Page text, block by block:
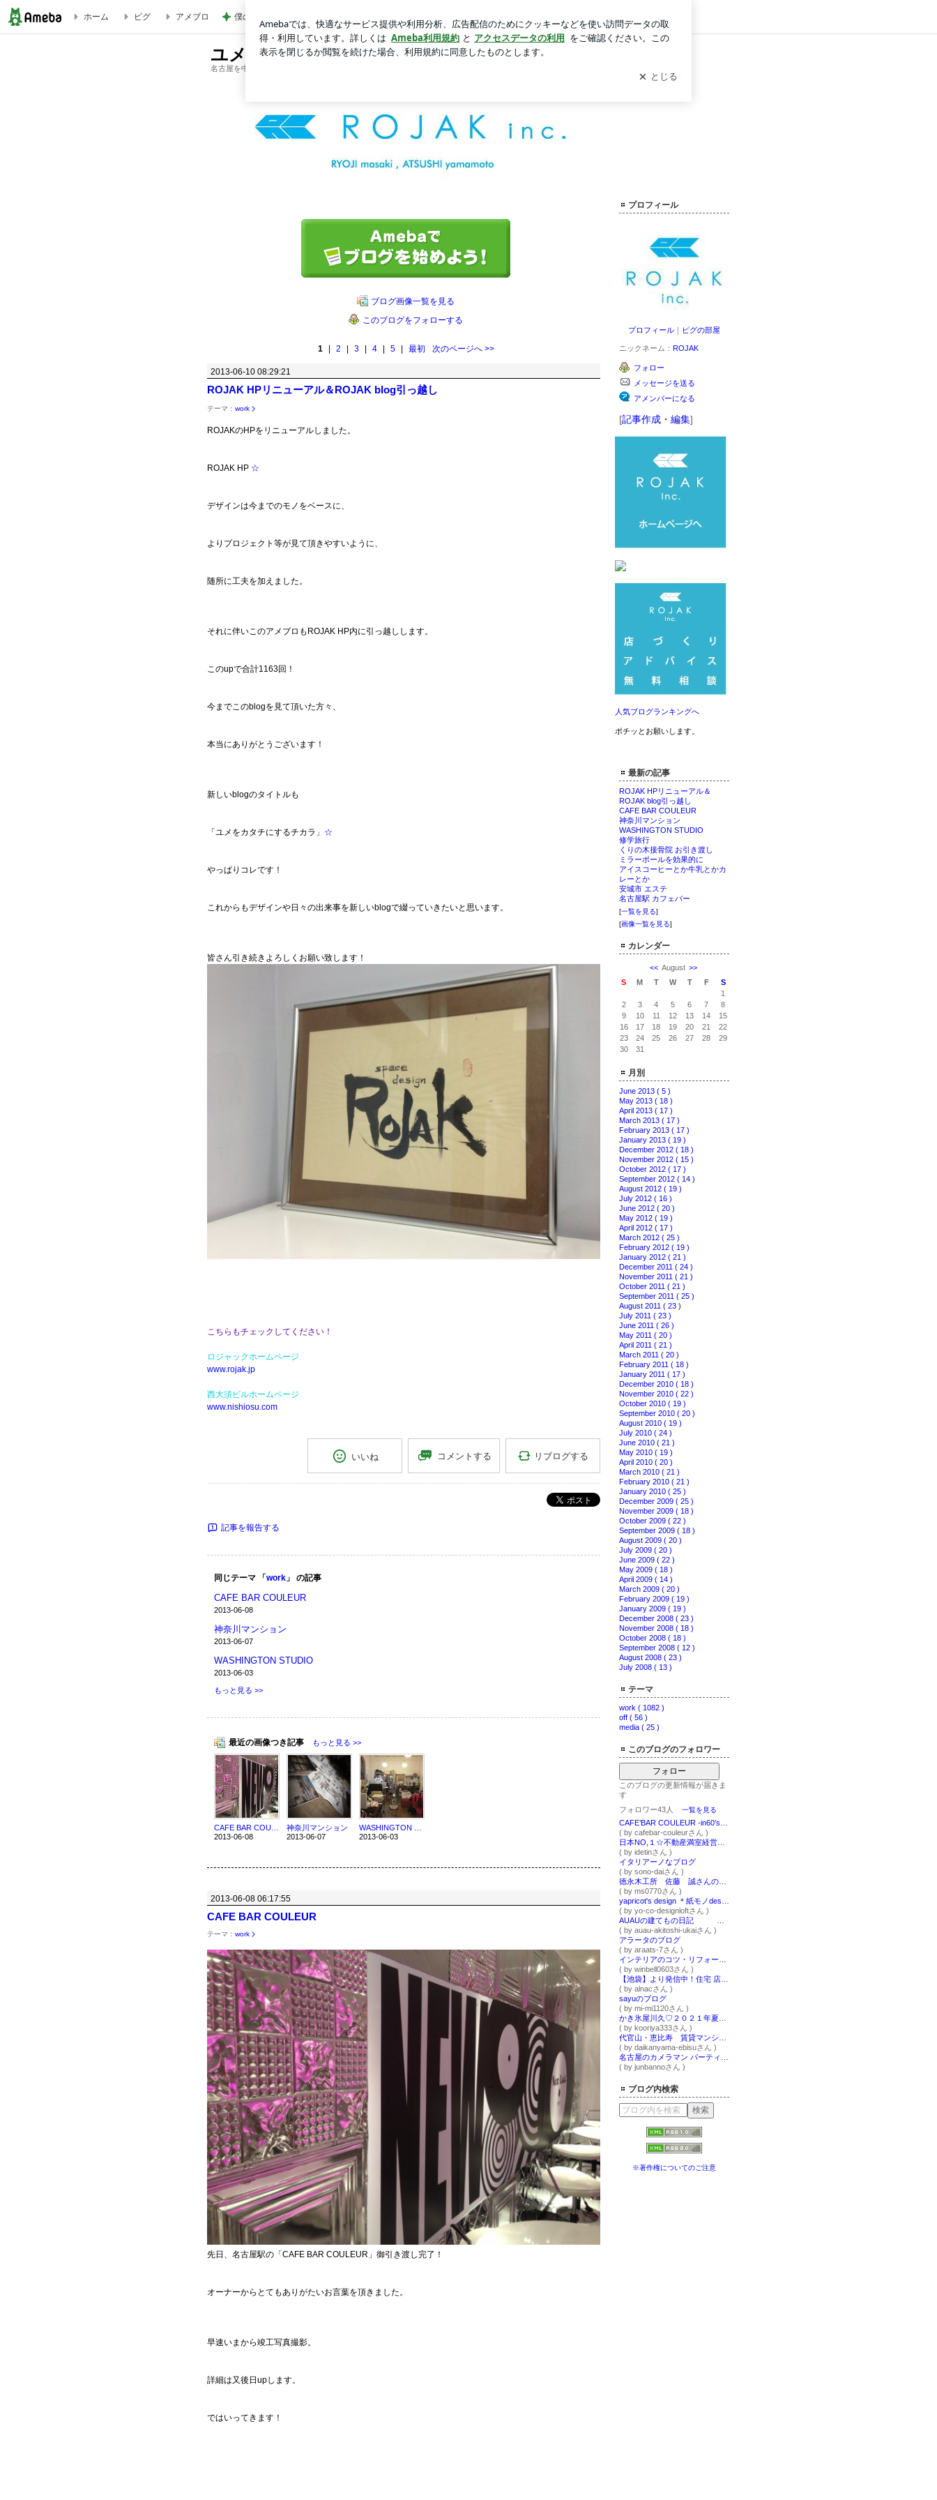
ホーム ピグ アメブロ 僕の会社が迎えた8歳の誕生日
ユメをカタチにするチカラ！
名古屋を中心に活動するインテリアデザイン事務所 ROJAK(ロジャック)のBLOGです。
プロフィール
プロフィール ｜ ピグの部屋
ニックネーム： ROJAK
フォロー
メッセージを送る
アメンバーになる
[記事作成・編集]
人気ブログランキングへ
ポチッとお願いします。
最新の記事
ROJAK HPリニューアル＆
ROJAK blog引っ越し
CAFE BAR COULEUR
神奈川マンション
WASHINGTON STUDIO
修学旅行
くりの木接骨院 お引き渡し
ミラーボールを効果的に
アイスコーヒーとか牛乳とかカ
レーとか
安城市 エステ
名古屋駅 カフェバー
[一覧を見る]
[画像一覧を見る]
カレンダー
<< August >>
S
M T W T F
S
1
2
3 4 5 6 7
8
9
10 11 12 13 14
15
16
17 18 19 20 21
22
23
24 25 26 27 28
29
30
31
月別
June 2013 ( 5 )
May 2013 ( 18 )
April 2013 ( 17 )
March 2013 ( 17 )
February 2013 ( 17 )
January 2013 ( 19 )
December 2012 ( 18 )
November 2012 ( 15 )
October 2012 ( 17 )
September 2012 ( 14 )
August 2012 ( 19 )
July 2012 ( 16 )
June 2012 ( 20 )
May 2012 ( 19 )
April 2012 ( 17 )
March 2012 ( 25 )
February 2012 ( 19 )
January 2012 ( 21 )
December 2011 ( 24 )
November 2011 ( 21 )
October 2011 ( 21 )
September 2011 ( 25 )
August 2011 ( 23 )
July 2011 ( 23 )
June 2011 ( 26 )
May 2011 ( 20 )
April 2011 ( 21 )
March 2011 ( 20 )
February 2011 ( 18 )
January 2011 ( 17 )
December 2010 ( 18 )
November 2010 ( 22 )
October 2010 ( 19 )
September 2010 ( 20 )
August 2010 ( 19 )
July 2010 ( 24 )
June 2010 ( 21 )
May 2010 ( 19 )
April 2010 ( 20 )
March 2010 ( 21 )
February 2010 ( 21 )
January 2010 ( 25 )
December 2009 ( 25 )
November 2009 ( 18 )
October 2009 ( 22 )
September 2009 ( 18 )
August 2009 ( 20 )
July 2009 ( 20 )
June 2009 ( 22 )
May 2009 ( 18 )
April 2009 ( 14 )
March 2009 ( 20 )
February 2009 ( 19 )
January 2009 ( 19 )
December 2008 ( 23 )
November 2008 ( 18 )
October 2008 ( 18 )
September 2008 ( 12 )
August 2008 ( 23 )
July 2008 ( 13 )
テーマ
work ( 1082 )
off ( 56 )
media ( 25 )
このブログのフォロワー
フォロー
このブログの更新情報が届きま
す
フォロワー43人
一覧を見る
( by cafebar-couleurさん )
( by idetinさん )
イタリアーノなブログ
( by sono-daiさん )
( by ms0770さん )
( by yo-co-designloftさん )
( by auau-akitoshi-ukaiさん )
アラータのブログ
( by araats-7さん )
( by winbell0603さん )
( by alnacさん )
sayuのブログ
( by mi-mi1120さん )
( by kooriya333さん )
( by daikanyama-ebisuさん )
( by junbannoさん )
ブログ内検索
※著作権についてのご注意
ブログ画像一覧を見る
このブログをフォローする
1 2 3 4 5 最初 次のページへ>>
2013-06-10 08:29:21
ROJAK HPリニューアル＆ROJAK blog引っ越し
テーマ： work
ROJAKのHPをリニューアルしました。
ROJAK HP ☆
デザインは今までのモノをベースに、
よりプロジェクト等が見て頂きやすいように、
随所に工夫を加えました。
それに伴いこのアメブロもROJAK HP内に引っ越しします。
このupで合計1163回！
今までこのblogを見て頂いた方々、
本当にありがとうございます！
新しいblogのタイトルも
「ユメをカタチにするチカラ」 ☆
やっぱりコレです！
これからもデザインや日々の出来事を新しいblogで綴っていきたいと思います。
皆さん引き続きよろしくお願い致します！
こちらもチェックしてください！
ロジャックホームページ
www.rojak.jp
西大須ビルホームページ
www.nishiosu.com
いいね コメントする リブログする
ポスト
記事を報告する
同じテーマ 「 work 」 の記事
CAFE BAR COULEUR
2013-06-08
神奈川マンション
2013-06-07
WASHINGTON STUDIO
2013-06-03
もっと見る >>
最近の画像つき記事 もっと見る >>
2013-06-08
神奈川マンション
2013-06-07
2013-06-03
2013-06-08 06:17:55
CAFE BAR COULEUR
テーマ： work
先日、名古屋駅の「CAFE BAR COULEUR」御引き渡し完了！
オーナーからとてもありがたいお言葉を頂きました。
早速いまから竣工写真撮影。
詳細は又後日upします。
ではいってきます！